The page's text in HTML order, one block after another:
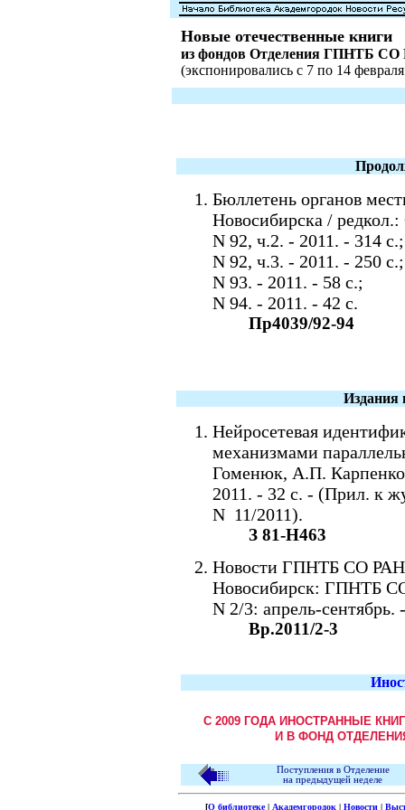
Новые отечественные книги
из фондов Отделения ГПНТБ
(экспонировались с 7 по 14
Бюллетень органов
Новосибирска /
N 92, ч.2. - 2011. - 314 c.;
N 92, ч.3. - 2011. - 250 c.;
N 93. - 2011. - 58 c.;
N 94. - 2011. - 42 c.
Пр4039/92-94
Издания
Нейросетевая
механизмами
Гоменюк, А.П.
2011. - 32 с. - (Прил. к
N 11/2011).
З 81-Н463
Новости ГПНТБ СО РАН
Новосибирск: ГПНТБ
N 2/3: апрель-сентябрь.
Вр.2011/2-3
С 2009 ГОДА ИНОСТРАННЫЕ
И В ФОНД
Поступления в Отделение
на предыдущей неделе
[О библиотеке| Академгородок | Новости |